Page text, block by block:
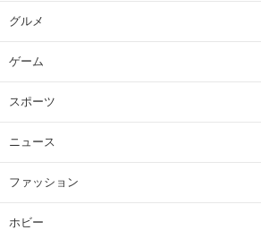
グルメ
ゲーム
スポーツ
ニュース
ファッション
ホビー